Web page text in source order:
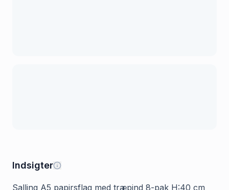
Indsigter
Salling A5 papirsflag med træpind 8-pak H:40 cm